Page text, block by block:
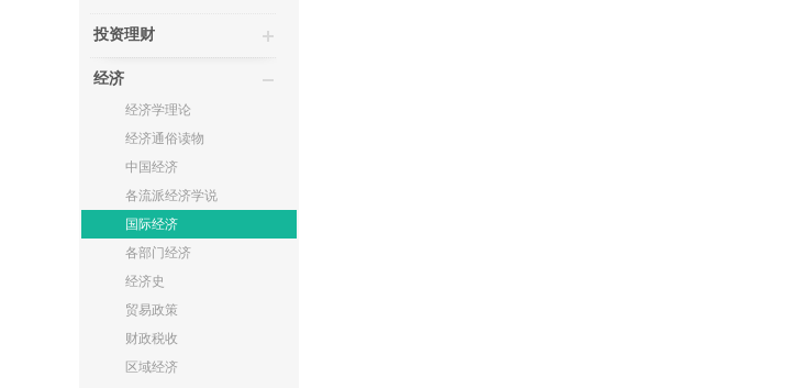
投资理财
经济
经济学理论
经济通俗读物
中国经济
各流派经济学说
国际经济
各部门经济
经济史
贸易政策
财政税收
区域经济